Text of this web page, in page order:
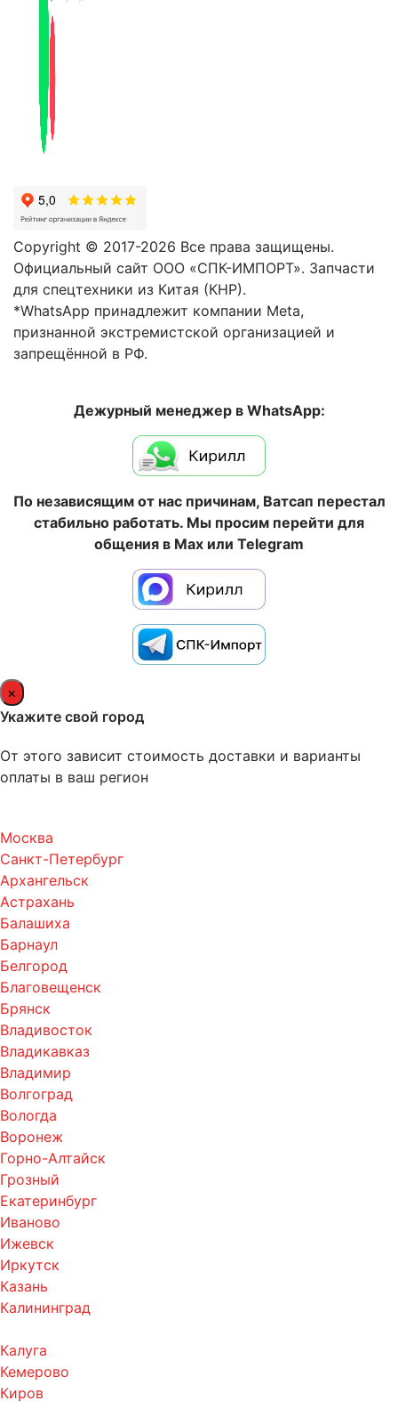
Copyright © 2017-2026 Все права защищены.
Официальный сайт ООО «СПК-ИМПОРТ». Запчасти
для спецтехники из Китая (КНР).
*WhatsApp принадлежит компании Meta,
признанной экстремистской организацией и
запрещённой в РФ.
Дежурный менеджер в WhatsApp:
По независящим от нас причинам, Ватсап перестал
стабильно работать. Мы просим перейти для
общения в Max или Telegram
×
Укажите свой город
От этого зависит стоимость доставки и варианты
оплаты в ваш регион
Москва
Санкт-Петербург
Архангельск
Астрахань
Балашиха
Барнаул
Белгород
Благовещенск
Брянск
Владивосток
Владикавказ
Владимир
Волгоград
Вологда
Воронеж
Горно-Алтайск
Грозный
Екатеринбург
Иваново
Ижевск
Иркутск
Казань
Калининград
Калуга
Кемерово
Киров